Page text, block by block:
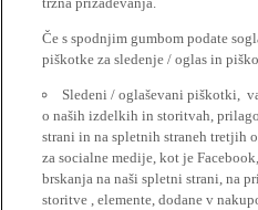
Če s spodnjim gumbom podate
piškotke za sledenje / oglas in
Sledeni / oglaševani piškotki,
o naših izdelkih in storitvah,
strani in na spletnih straneh tretjih
za socialne medije, kot je
brskanja na naši spletni strani, na
storitve , elemente, dodane v